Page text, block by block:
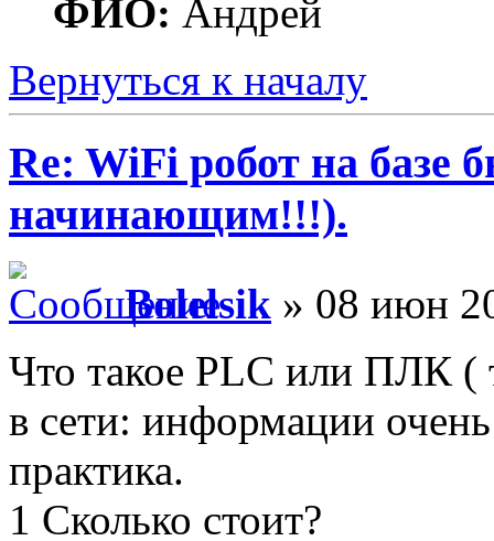
ФИО: Андрей
Вернуться к началу
Re: WiFi робот на базе
начинающим!!!).
Bolelsik » 08 июн
Что такое PLC или ПЛК (
в сети: информации
практика.
1 Сколько стоит?